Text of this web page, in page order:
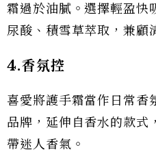
霜過於油膩。選擇輕盈快
尿酸、積雪草萃取，兼顧
4.香氛控
喜愛將護手霜當作日常香
品牌，延伸自香水的款式
帶迷人香氣。